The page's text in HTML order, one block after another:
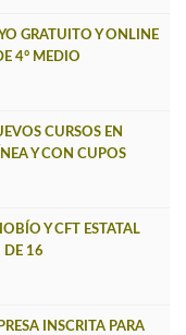
GRATUITO Y ONLINE
4° MEDIO
CURSOS EN
Y CON CUPOS
Y CFT ESTATAL
DE 16
INSCRITA PARA